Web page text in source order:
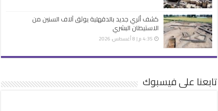
كشف أثري جديد بالدقهلية يوثق آلاف السنين من
الاستيطان البشري
4:35 م | 8 أغسطس، 2026
تابعنا على فيسبوك